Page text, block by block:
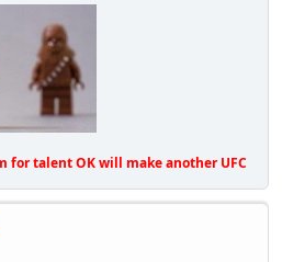
for talent OK will make another UFC